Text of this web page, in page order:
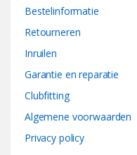
Bestelinformatie
Retourneren
Inruilen
Garantie en reparatie
Clubfitting
Algemene voorwaarden
Privacy policy